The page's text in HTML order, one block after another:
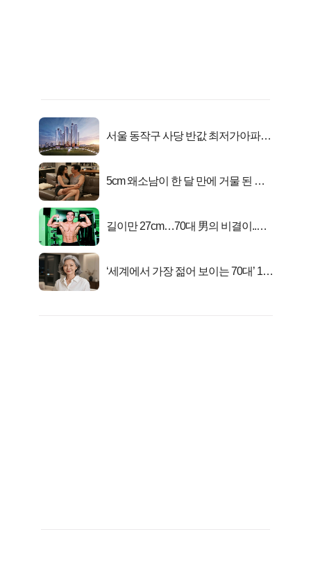
서울 동작구 사당 반값 최저가아파트
5cm 왜소남이 한 달 만에 거물 된 사
길이만 27cm…70대 男의 비결이..충
‘세계에서 가장 젊어 보이는 70대’ 1위